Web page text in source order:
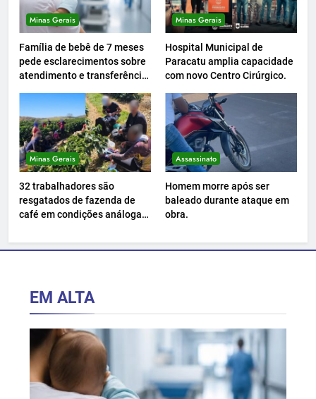
Minas Gerais
Família de bebê de 7 meses
pede esclarecimentos sobre
atendimento e transferência
Minas Gerais
Hospital Municipal de
Paracatu amplia capacidade
com novo Centro Cirúrgico.
Minas Gerais
32 trabalhadores são
resgatados de fazenda de
café em condições análogas
Assassinato
Homem morre após ser
baleado durante ataque em
obra.
EM ALTA